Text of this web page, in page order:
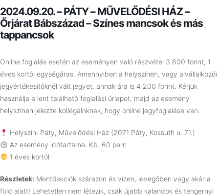
2024.09.20. – PÁTY – MŰVELŐDÉSI HÁZ –
Őrjárat Bábszázad – Színes mancsok és más
tappancsok
Online foglalás esetén az eseményen való részvétel 3 800 forint, 1
éves kortól egységáras. Amennyiben a helyszínen, vagy alvállalkozói
jegyértékesítőknél vált jegyet, annak ára is 4 200 forint. Kérjük
használja a lent található foglalási űrlapot, majd az esemény
helyszínen jelezze kollégáinknak, hogy online jegyfoglalása van.
Helyszín: Páty, Művelődési Ház (2071 Páty, Kossuth u. 71.)
Az esemény időtartama: Kb. 60 perc
1 éves kortól
Részletek: Mentőakciók szárazon és vízen, levegőben vagy akár a
föld alatt! Lehetetlen nem létezik, csak újabb kalandok és tengernyi